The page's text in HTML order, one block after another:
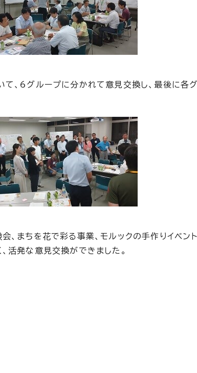
て、6グループに分かれて意見交換し、最後に各
、まちを花で彩る事業、モルックの手作りイベン
活発な意見交換ができました。